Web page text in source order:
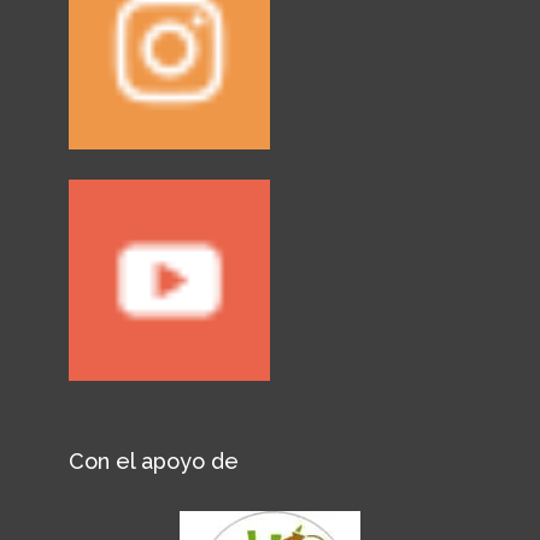
Con el apoyo de